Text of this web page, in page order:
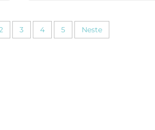
3 4 5 Neste